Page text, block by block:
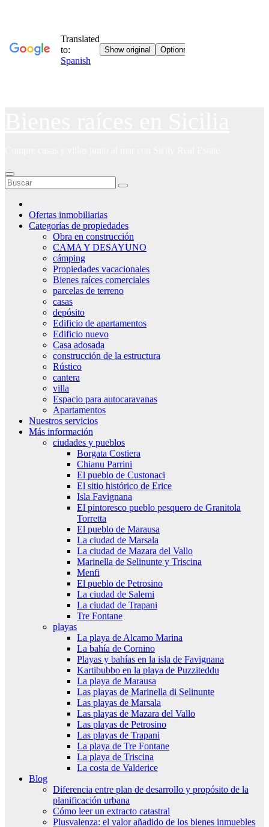
Ofertas inmobiliarias
Categorías de propiedades
Obra en construcción
CAMA Y DESAYUNO
cámping
Propiedades vacacionales
Bienes raíces comerciales
parcelas de terreno
casas
depósito
Edificio de apartamentos
Edificio nuevo
Casa adosada
construcción de la estructura
Rústico
cantera
villa
Espacio para autocaravanas
Apartamentos
Nuestros servicios
Más información
ciudades y pueblos
Borgata Costiera
Chianu Parrini
El pueblo de Custonaci
El sitio histórico de Erice
Isla Favignana
El pintoresco pueblo pesquero de Granitola
Torretta
El pueblo de Marausa
La ciudad de Marsala
La ciudad de Mazara del Vallo
Marinella de Selinunte y Triscina
Menfi
El pueblo de Petrosino
La ciudad de Salemi
La ciudad de Trapani
Tre Fontane
playas
La playa de Alcamo Marina
La bahía de Cornino
Playas y bahías en la isla de Favignana
Kartibubbo en la playa de Puzziteddu
La playa de Marausa
Las playas de Marinella di Selinunte
Las playas de Marsala
Las playas de Mazara del Vallo
Las playas de Petrosino
Las playas de Trapani
La playa de Tre Fontane
La playa de Triscina
La costa de Valderice
Blog
Diferencia entre plan de desarrollo y propósito de la
planificación urbana
Cómo leer un extracto catastral
Plusvalenza: el valor añadido de los bienes inmuebles